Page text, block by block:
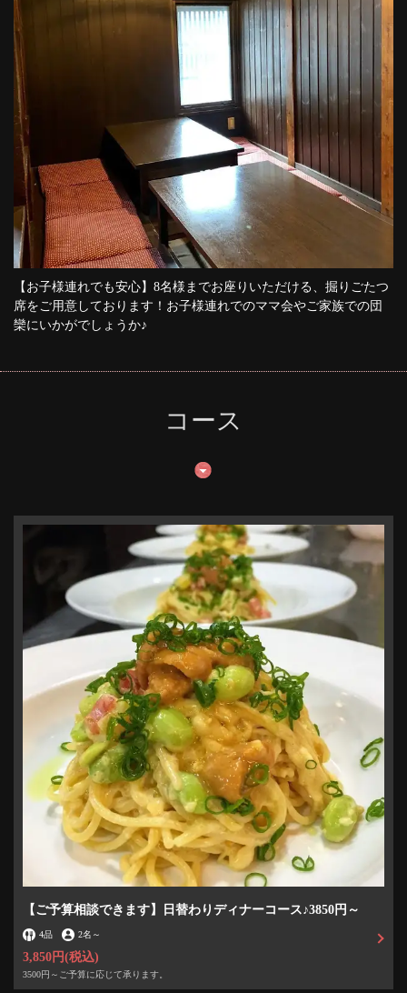
【お子様連れでも安心】8名様までお座りいただける、掘りごたつ
席をご用意しております！お子様連れでのママ会やご家族での団
欒にいかがでしょうか♪
コース
【ご予算相談できます】日替わりディナーコース♪3850円～
4品 2名 ～
3,850円(税込)
3500円～ご予算に応じて承ります。
この店舗情報をシェアする
Moga Joga Dining
大阪府枚方市堤町２－１５
https://mogajogadining.owst.jp/
お店情報をコピー
閉じる